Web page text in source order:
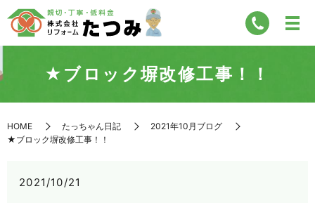
★ブロック塀改修工事！！
HOME たっちゃん日記
2021年10月ブログ
★ブロック塀改修工事！！
2021/10/21